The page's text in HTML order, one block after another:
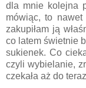
dla mnie kolejna
mówiąc, to
zakupiłam ją
co latem świetnie
sukienek. Co
czyli wybielanie,
czekała aż do